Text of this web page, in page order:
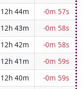
12h 44m
-0m 57s
12h 43m
-0m 58s
12h 42m
-0m 58s
12h 41m
-0m 59s
12h 40m
-0m 59s